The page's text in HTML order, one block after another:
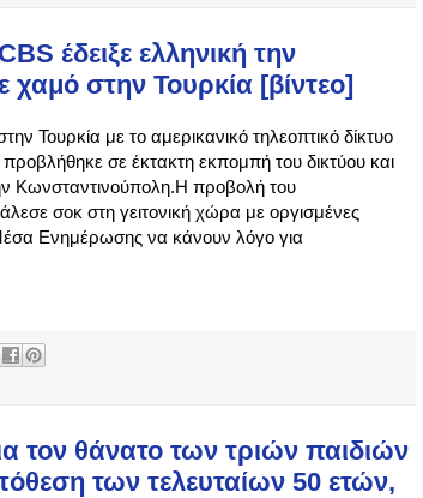
έδειξε ελληνική την
στην Τουρκία [βίντεο]
Τουρκία με το αμερικανικό τηλεοπτικό δίκτυο
σε έκτακτη εκπομπή του δικτύου και
Κωνσταντινούπολη.Η προβολή του
σοκ στη γειτονική χώρα με οργισμένες
Ενημέρωσης να κάνουν λόγο για
τον θάνατο των τριών παιδιών
των τελευταίων 50 ετών,